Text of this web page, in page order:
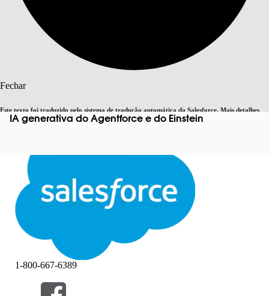
Fechar
Este texto foi traduzido pelo sistema de tradução automática da Salesforce. Mais detalhes
aqui. Alternar para inglês Agora não
Fechar Fechar
IA generativa do Agentforce e do Einstein
Pesquisar
Filtrar por (0)
1-800-667-6389